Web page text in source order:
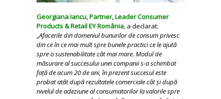
Georgiana Iancu, Partner, Leader Consumer
Products & Retail EY România , a declarat:
Afacerile din domeniul bunurilor de consum privesc
din ce în ce mai mult spre bunele practici ce le ajută
spre o sustenabilitate cât mai mare. Modul de
măsurare al succesului unei companii s-a schimbat
față de acum 20 de ani, în prezent succesul este
probat atât după rezultatele comerciale cât și după
nivelul de adeziune al consumatorilor la valorile spre